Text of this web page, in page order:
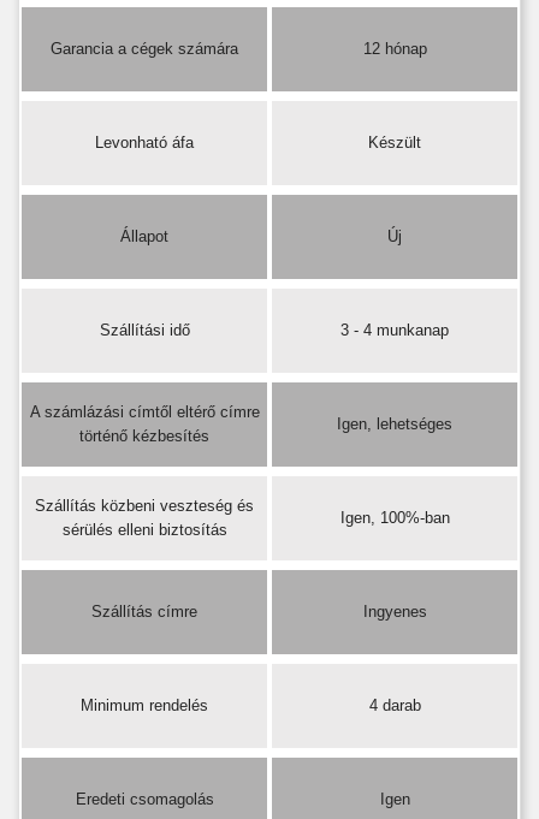
Garancia a cégek számára 12 hónap
Levonható áfa Készült
Állapot Új
Szállítási idő 3 - 4 munkanap
A számlázási címtől eltérő címre
történő kézbesítés
Igen, lehetséges
Szállítás közbeni veszteség és
sérülés elleni biztosítás
Igen, 100%-ban
Szállítás címre Ingyenes
Minimum rendelés 4 darab
Eredeti csomagolás Igen